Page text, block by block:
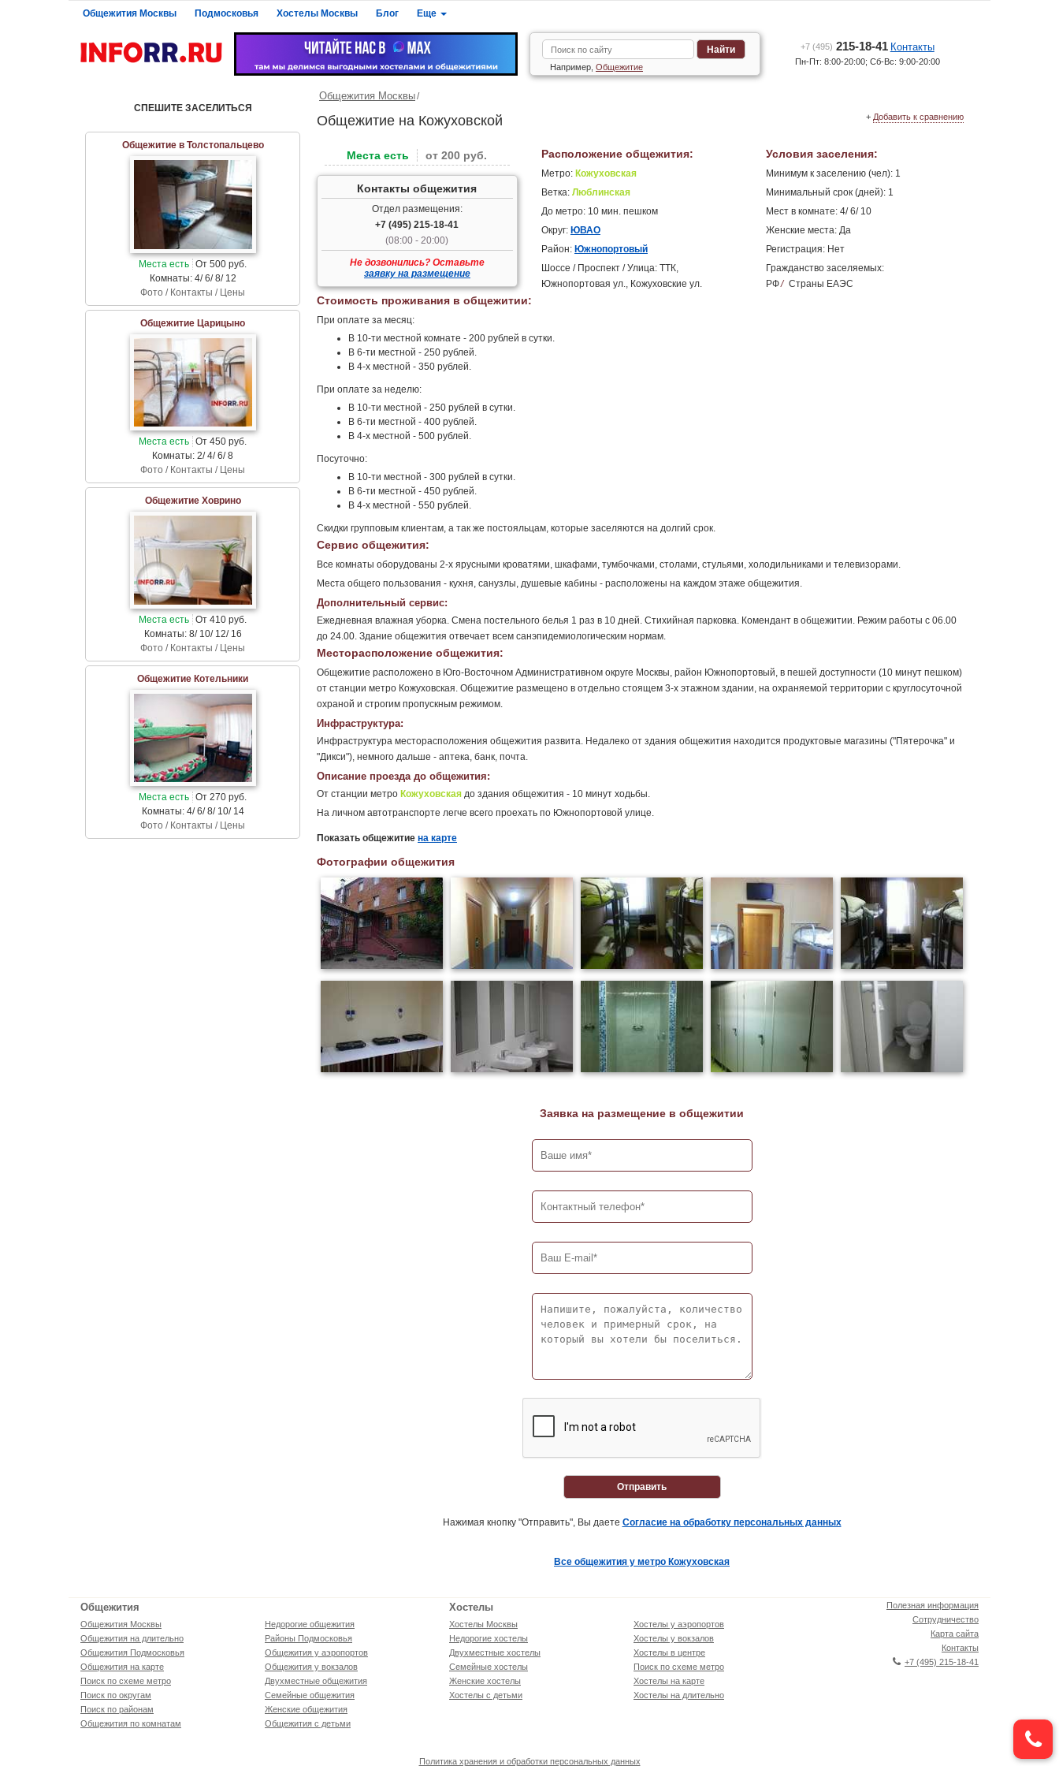
Общежития Москвы Подмосковья Хостелы Москвы Блог Еще
Найти
Например, Общежитие
+7 (495) 215-18-41 Контакты
Пн-Пт: 8:00-20:00; Сб-Вс: 9:00-20:00
СПЕШИТЕ ЗАСЕЛИТЬСЯ
Общежитие в Толстопальцево
Места есть От 500 руб.
Комнаты: 4/ 6/ 8/ 12
Фото / Контакты / Цены
Общежитие Царицыно
Места есть От 450 руб.
Комнаты: 2/ 4/ 6/ 8
Фото / Контакты / Цены
Общежитие Ховрино
Места есть От 410 руб.
Комнаты: 8/ 10/ 12/ 16
Фото / Контакты / Цены
Общежитие Котельники
Места есть От 270 руб.
Комнаты: 4/ 6/ 8/ 10/ 14
Фото / Контакты / Цены
Общежития Москвы
Общежитие на Кожуховской + Добавить к сравнению
Места есть от 200 руб.
Контакты общежития
Отдел размещения:
+7 (495) 215-18-41
(08:00 - 20:00)
Не дозвонились? Оставьте
заявку на размещение
Расположение общежития:
Метро: Кожуховская
Ветка: Люблинская
До метро: 10 мин. пешком
Округ: ЮВАО
Район: Южнопортовый
Шоссе / Проспект / Улица: ТТК,
Южнопортовая ул., Кожуховские ул.
Условия заселения:
Минимум к заселению (чел): 1
Минимальный срок (дней): 1
Мест в комнате: 4/ 6/ 10
Женские места: Да
Регистрация: Нет
Гражданство заселяемых:
РФ/ Страны ЕАЭС
Стоимость проживания в общежитии:
При оплате за месяц:
В 10-ти местной комнате - 200 рублей в сутки.
В 6-ти местной - 250 рублей.
В 4-х местной - 350 рублей.
При оплате за неделю:
В 10-ти местной - 250 рублей в сутки.
В 6-ти местной - 400 рублей.
В 4-х местной - 500 рублей.
Посуточно:
В 10-ти местной - 300 рублей в сутки.
В 6-ти местной - 450 рублей.
В 4-х местной - 550 рублей.
Скидки групповым клиентам, а так же постояльцам, которые заселяются на долгий срок.
Сервис общежития:
Все комнаты оборудованы 2-х ярусными кроватями, шкафами, тумбочками, столами, стульями, холодильниками и телевизорами.
Места общего пользования - кухня, санузлы, душевые кабины - расположены на каждом этаже общежития.
Дополнительный сервис:
Ежедневная влажная уборка. Смена постельного белья 1 раз в 10 дней. Стихийная парковка. Комендант в общежитии. Режим работы с 06.00
до 24.00. Здание общежития отвечает всем санэпидемиологическим нормам.
Месторасположение общежития:
Общежитие расположено в Юго-Восточном Административном округе Москвы, район Южнопортовый, в пешей доступности (10 минут пешком)
от станции метро Кожуховская. Общежитие размещено в отдельно стоящем 3-х этажном здании, на охраняемой территории с круглосуточной
охраной и строгим пропускным режимом.
Инфраструктура:
Инфраструктура месторасположения общежития развита. Недалеко от здания общежития находится продуктовые магазины ("Пятерочка" и
"Дикси"), немного дальше - аптека, банк, почта.
Описание проезда до общежития:
От станции метро Кожуховская до здания общежития - 10 минут ходьбы.
На личном автотранспорте легче всего проехать по Южнопортовой улице.
Показать общежитие на карте
Фотографии общежития
Заявка на размещение в общежитии
Отправить
Нажимая кнопку "Отправить", Вы даете Согласие на обработку персональных данных
Все общежития у метро Кожуховская
Общежития
Общежития Москвы
Общежития на длительно
Общежития Подмосковья
Общежития на карте
Поиск по схеме метро
Поиск по округам
Поиск по районам
Общежития по комнатам
Недорогие общежития
Районы Подмосковья
Общежития у аэропортов
Общежития у вокзалов
Двухместные общежития
Семейные общежития
Женские общежития
Общежития с детьми
Хостелы
Хостелы Москвы
Недорогие хостелы
Двухместные хостелы
Семейные хостелы
Женские хостелы
Хостелы с детьми
Хостелы у аэропортов
Хостелы у вокзалов
Хостелы в центре
Поиск по схеме метро
Хостелы на карте
Хостелы на длительно
Полезная информация
Сотрудничество
Карта сайта
Контакты
+7 (495) 215-18-41
Политика хранения и обработки персональных данных